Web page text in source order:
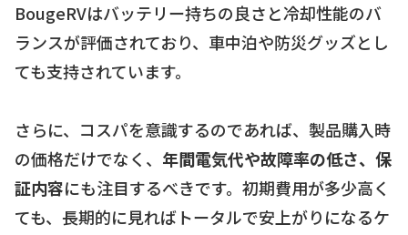
BougeRVはバッテリー持ちの良さと冷却性能のバ
ランスが評価されており、車中泊や防災グッズとし
ても支持されています。
さらに、コスパを意識するのであれば、製品購入時
の価格だけでなく、 年間電気代や故障率の低さ、保
証内容にも注目するべきです。初期費用が多少高く
ても、長期的に見ればトータルで安上がりになるケ